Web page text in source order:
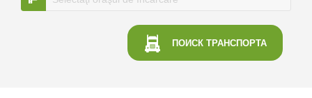
ПОИСК ТРАНСПОРТА